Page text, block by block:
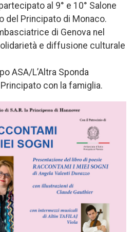
al 9° e 10° Salone
del Principato di Monaco.
di Genova nel
e diffusione culturale
ASA/L’Altra Sponda
con la famiglia.